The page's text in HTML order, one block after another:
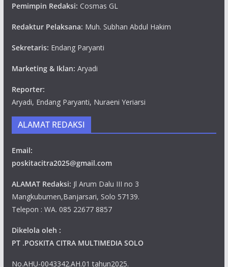
Pemimpin Redaksi: Cosmas GL
Redaktur Pelaksana: Muh. Subhan Abdul Hakim
Sekretaris: Endang Paryanti
Marketing & Iklan: Aryadi
Reporter:
Aryadi, Endang Paryanti, Nuraeni Yeriarsi
ALAMAT REDAKSI
Email:
poskitacitra2025@gmail.com
ALAMAT Redaksi: Jl Arum Dalu III no 3
Mangkubumen,Banjarsari, Solo 57139.
Telepon : WA. 085 22677 8857
Dikelola oleh :
PT .POSKITA CITRA MULTIMEDIA SOLO
No.AHU-0043342.AH.01 tahun2025.